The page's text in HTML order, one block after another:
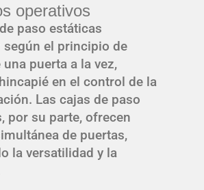
operativos
paso estáticas
el principio de
una puerta a la vez,
en el control de la
Las cajas de paso
por su parte, ofrecen
de puertas,
la versatilidad y la